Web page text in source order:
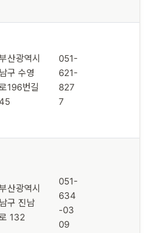
산광역시
남구 수영
196번길
45
051-
621-
827
7
산광역시
남구 진남
132
051-
634
-03
09